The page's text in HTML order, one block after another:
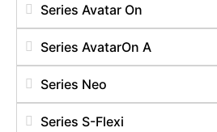
Series Avatar On
Series AvatarOn A
Series Neo
Series S-Flexi